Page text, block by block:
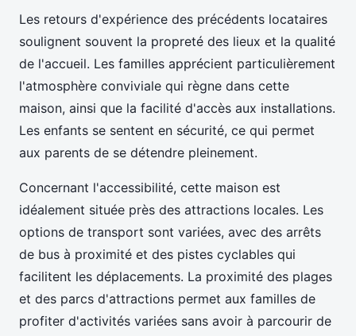
Les retours d'expérience des précédents locataires
soulignent souvent la propreté des lieux et la qualité
de l'accueil. Les familles apprécient particulièrement
l'atmosphère conviviale qui règne dans cette
maison, ainsi que la facilité d'accès aux installations.
Les enfants se sentent en sécurité, ce qui permet
aux parents de se détendre pleinement.
Concernant l'accessibilité, cette maison est
idéalement située près des attractions locales. Les
options de transport sont variées, avec des arrêts
de bus à proximité et des pistes cyclables qui
facilitent les déplacements. La proximité des plages
et des parcs d'attractions permet aux familles de
profiter d'activités variées sans avoir à parcourir de